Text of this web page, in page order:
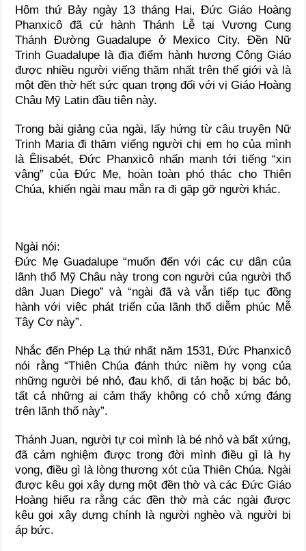
Hôm thứ Bảy ngày 13 tháng Hai, Đức Giáo Hoàng
Phanxicô đã cử hành Thánh Lễ tại Vương Cung
Thánh Đường Guadalupe ở Mexico City. Đền Nữ
Trinh Guadalupe là địa điểm hành hương Công Giáo
được nhiều người viếng thăm nhất trên thế giới và là
một đền thờ hết sức quan trọng đối với vị Giáo Hoàng
Châu Mỹ Latin đầu tiên này.
Trong bài giảng của ngài, lấy hứng từ câu truyện Nữ
Trinh Maria đi thăm viếng người chị em họ của mình
là Êlisabét, Đức Phanxicô nhấn mạnh tới tiếng “xin
vâng” của Đức Mẹ, hoàn toàn phó thác cho Thiên
Chúa, khiến ngài mau mắn ra đi gặp gỡ người khác.
Ngài nói:
Đức Mẹ Guadalupe “muốn đến với các cư dân của
lãnh thổ Mỹ Châu này trong con người của người thổ
dân Juan Diego” và “ngài đã và vẫn tiếp tục đồng
hành với việc phát triển của lãnh thổ diễm phúc Mễ
Tây Cơ này”.
Nhắc đến Phép Lạ thứ nhất năm 1531, Đức Phanxicô
nói rằng “Thiên Chúa đánh thức niềm hy vọng của
những người bé nhỏ, đau khổ, di tản hoặc bị bác bỏ,
tất cả những ai cảm thấy không có chỗ xứng đáng
trên lãnh thổ này”.
Thánh Juan, người tự coi mình là bé nhỏ và bất xứng,
đã cảm nghiệm được trong đời mình điều gì là hy
vọng, điều gì là lòng thương xót của Thiên Chúa. Ngài
được kêu gọi xây dựng một đền thờ và các Đức Giáo
Hoàng hiểu ra rằng các đền thờ mà các ngài được
kêu gọi xây dựng chính là người nghèo và người bị
áp bức.